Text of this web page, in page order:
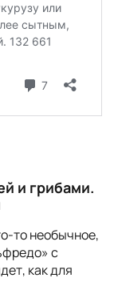
и грибами.
то необычное,
с
как для